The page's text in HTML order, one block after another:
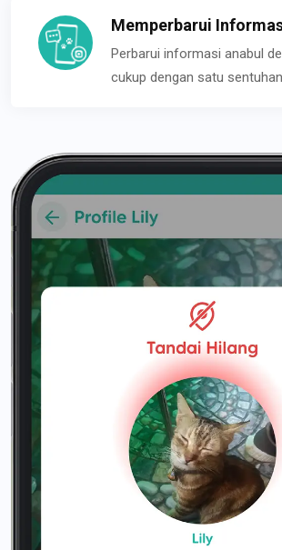
Memperbarui
Perbarui informasi anabul
cukup dengan satu